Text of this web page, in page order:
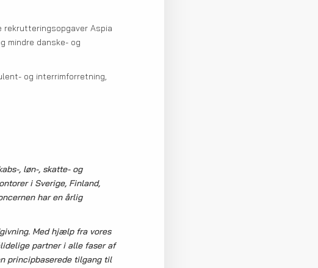
rekrutteringsopgaver Aspia
mindre danske- og
og interrimforretning,
, løn-, skatte- og
i Sverige, Finland,
har en årlig
Med hjælp fra vores
partner i alle faser af
principbaserede tilgang til